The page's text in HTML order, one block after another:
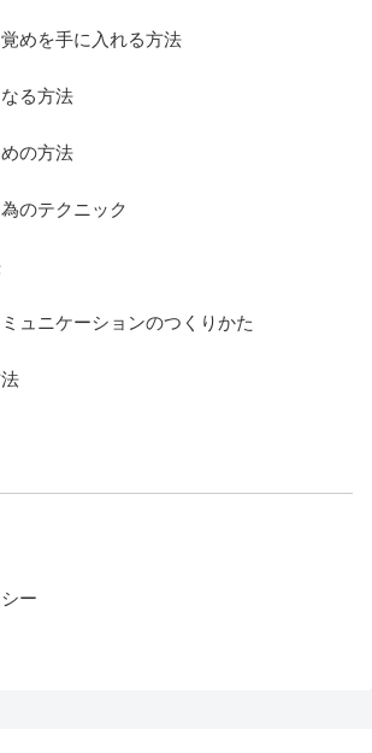
めを手に入れる方法
る方法
の方法
のテクニック
ュニケーションのつくりかた
ー